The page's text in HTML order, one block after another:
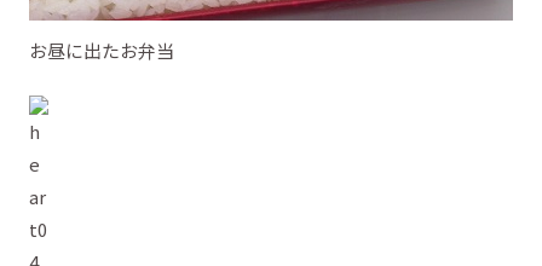
お昼に出たお弁当